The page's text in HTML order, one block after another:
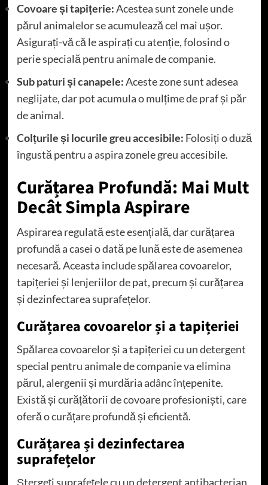
Covoare și tapițerie:Acestea sunt zonele unde
părul animalelor se acumulează cel mai ușor.
Asigurați-vă că le aspirați cu atenție, folosind o
perie specială pentru animale de companie.
Sub paturi și canapele:Aceste zone sunt adesea
neglijate, dar pot acumula o mulțime de praf și păr
de animal.
Colțurile și locurile greu accesibile: Folosiți o duză
îngustă pentru a aspira zonele greu accesibile.
Curățarea Profundă: Mai Mult
Decât Simpla Aspirare
Aspirarea regulată este esențială, dar curățarea
profundă a casei o dată pe lună este de asemenea
necesară. Aceasta include spălarea covoarelor,
tapițeriei și lenjeriilor de pat, precum și curățarea
și dezinfectarea suprafețelor.
Curățarea covoarelor și a tapițeriei
Spălarea covoarelor și a tapițeriei cu un detergent
special pentru animale de companie va elimina
părul, alergenii și murdăria adânc înțepenite.
Există și curățătorii de covoare profesioniști, care
oferă o curățare profundă și eficientă.
Curățarea și dezinfectarea
suprafețelor
Ștergeți suprafețele cu un detergent antibacterian,